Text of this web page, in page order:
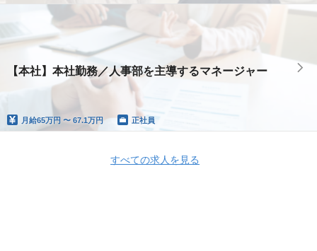
【本社】本社勤務／人事部を主導するマネージャー
月給65万円 〜 67.1万円 正社員
すべての求人を見る